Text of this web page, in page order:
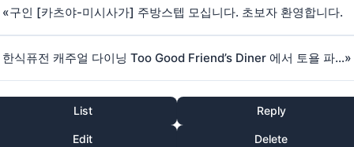
«구인 [카츠야-미시사가] 주방스텝 모십니다. 초보자 환영합니다.
한식퓨전 캐주얼 다이닝 Too Good Friend’s Diner 에서 토욜 파트타임 주방보조 구합니다»
List Reply
Edit Delete